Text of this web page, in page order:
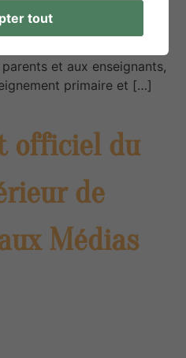
qui offre des
aux élèves en
et aux enseignants,
primaire et […]
officiel du
de
Médias
tout